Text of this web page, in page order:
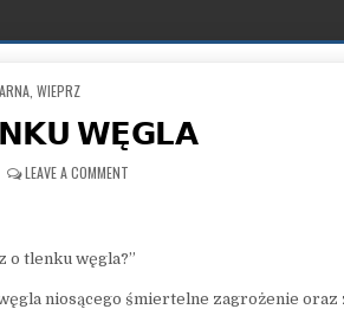
WIEPRZ
𝗪𝗘̨𝗚𝗟𝗔
LEAVE A COMMENT
o tlenku węgla?”
niosącego śmiertelne zagrożenie